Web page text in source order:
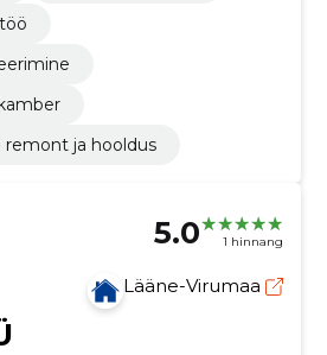
ja hooldus
5.0 1 hinnang
Lääne-Virumaa